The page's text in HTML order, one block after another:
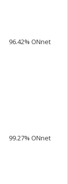
96.42% ONnet
99.27% ONnet